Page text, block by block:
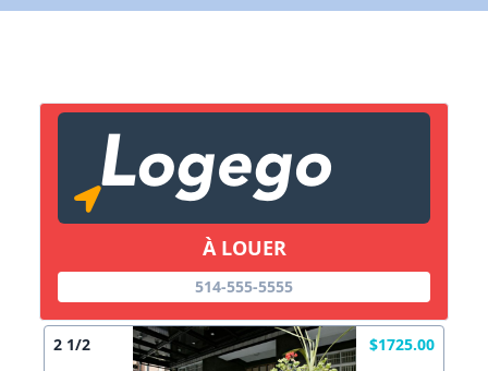
À LOUER
514-555-5555
2 1/2 $1725.00
X Fermer Envoyez
Copier lien
X Fermer